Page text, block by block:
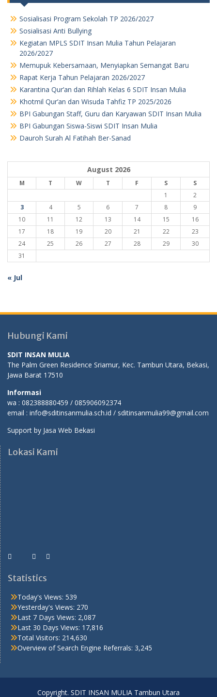
Sosialisasi Program Sekolah TP 2026/2027
Sosialisasi Anti Bullying
Kegiatan MPLS SDIT Insan Mulia Tahun Pelajaran
2026/2027
Memupuk Kebersamaan, Menyiapkan Semangat Baru
Rapat Kerja Tahun Pelajaran 2026/2027
Karantina Qur’an dan Rihlah Kelas 6 SDIT Insan Mulia
Khotmil Qur’an dan Wisuda Tahfiz TP 2025/2026
BPI Gabungan Staff, Guru dan Karyawan SDIT Insan Mulia
BPI Gabungan Siswa-Siswi SDIT Insan Mulia
Dauroh Surah Al Fatihah Ber-Sanad
August 2026
M T W T F S
S
1
2
3
4 5 6 7 8
9
10
11 12 13 14 15
16
17
18 19 20 21 22
23
24
25 26 27 28 29
30
31
« Jul
Hubungi Kami
SDIT INSAN MULIA
The Palm Green Residence Sriamur, Kec. Tambun Utara, Bekasi,
Jawa Barat 17510
Informasi
wa : 082388880459 / 085906092374
email : info@sditinsanmulia.sch.id / sditinsanmulia99@gmail.com
Support by Jasa Web Bekasi
Lokasi Kami
Statistics
Today's Views: 539
Yesterday's Views: 270
Last 7 Days Views: 2,087
Last 30 Days Views: 17,816
Total Visitors: 214,630
Overview of Search Engine Referrals: 3,245
Copyright. SDIT INSAN MULIA Tambun Utara